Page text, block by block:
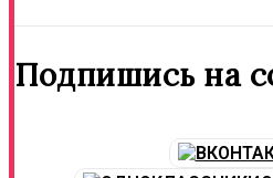
Подпишись на